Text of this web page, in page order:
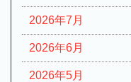
2026年7月
2026年6月
2026年5月